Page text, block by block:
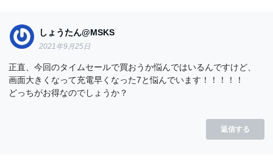
しょうたん@MSKS
2021年9月25日
正直、今回のタイムセールで買おうか悩んではいるんですけど、
画面大きくなって充電早くなった7と悩んでいます！！！！！
どっちがお得なのでしょうか？
返信する